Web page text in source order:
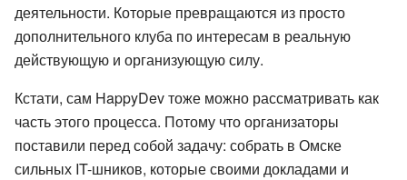
деятельности. Которые превращаются из просто
дополнительного клуба по интересам в реальную
действующую и организующую силу.
Кстати, сам HappyDev тоже можно рассматривать как
часть этого процесса. Потому что организаторы
поставили перед собой задачу: собрать в Омске
сильных IT-шников, которые своими докладами и